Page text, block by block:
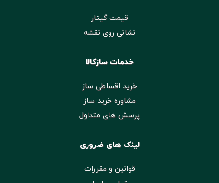
قیمت گیتار
نشانی روی نقشه
خدمات سازکالا
خرید اقساطی ساز
مشاوره خرید ساز
پرسش های متداول
لینک های ضروری
قوانین و مقررات